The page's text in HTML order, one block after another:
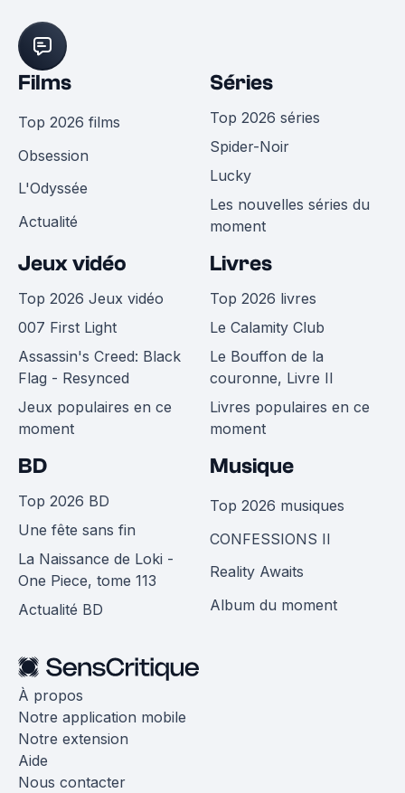
Films
Top 2026 films
Obsession
L'Odyssée
Actualité
Séries
Top 2026 séries
Spider-Noir
Lucky
Les nouvelles séries du
moment
Jeux vidéo
Top 2026 Jeux vidéo
007 First Light
Assassin's Creed: Black
Flag - Resynced
Jeux populaires en ce
moment
Livres
Top 2026 livres
Le Calamity Club
Le Bouffon de la
couronne, Livre II
Livres populaires en ce
moment
BD
Top 2026 BD
Une fête sans fin
La Naissance de Loki -
One Piece, tome 113
Actualité BD
Musique
Top 2026 musiques
CONFESSIONS II
Reality Awaits
Album du moment
À propos
Notre application mobile
Notre extension
Aide
Nous contacter